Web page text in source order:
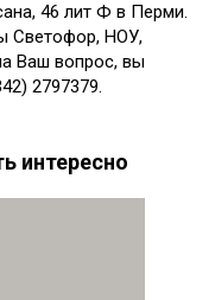
46 лит Ф в Перми.
Светофор, НОУ,
Ваш вопрос, вы
2797379.
интересно